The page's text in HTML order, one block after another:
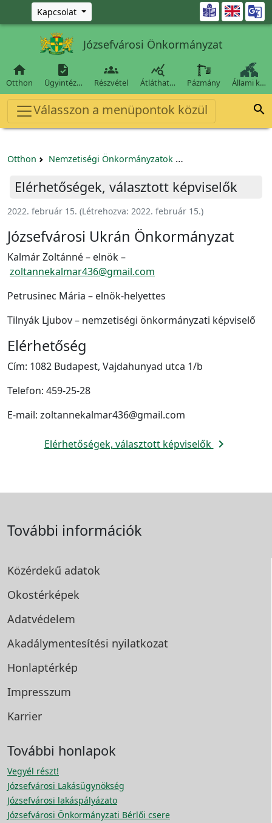
Ugrás a fő tartalomra
Kapcsolat 
Józsefvárosi Önkormányzat

Otthon

Ügyintéz…

Részvétel

Átláthat… Pázmány Állami k…
Válasszon a menüpontok közül 
Otthon Nemzetiségi Önkormányzatok
Elérhetőségek, választott képviselők
2022. február 15. (Létrehozva: 2022. február 15.)
Józsefvárosi Ukrán Önkormányzat
Kalmár Zoltánné – elnök –
zoltannekalmar436@gmail.com
Petrusinec Mária – elnök-helyettes
Tilnyák Ljubov – nemzetiségi önkormányzati képviselő
Elérhetőség
Cím: 1082 Budapest, Vajdahunyad utca 1/b
Telefon: 459-25-28
E-mail: zoltannekalmar436@gmail.com
Elérhetőségek, választott képviselők navigate_next
További információk
Közérdekű adatok
Okostérképek
Adatvédelem
Akadálymentesítési nyilatkozat
Honlaptérkép
Impresszum
Karrier
További honlapok
Vegyél részt!
Józsefvárosi Lakásügynökség
Józsefvárosi lakáspályázato
Józsefvárosi Önkormányzati Bérlői csere